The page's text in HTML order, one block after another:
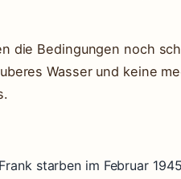
die Bedingungen noch
Wasser und keine
starben im Februar